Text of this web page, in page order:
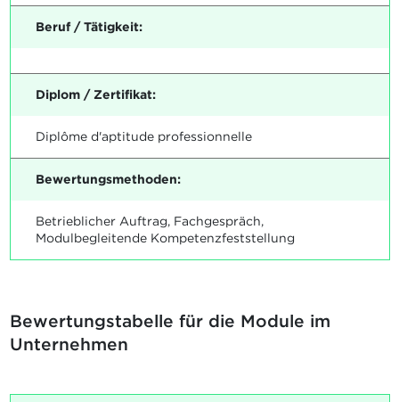
Beruf / Tätigkeit:
Diplom / Zertifikat:
Diplôme d'aptitude professionnelle
Bewertungsmethoden:
Betrieblicher Auftrag, Fachgespräch,
Modulbegleitende Kompetenzfeststellung
Bewertungstabelle für die Module im
Unternehmen